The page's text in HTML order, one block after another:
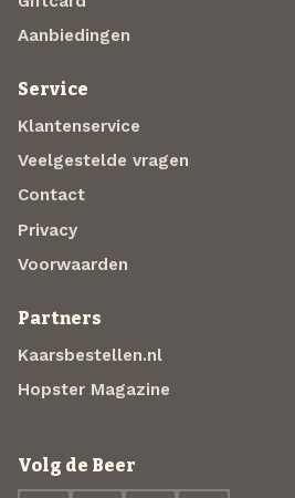
Aanbiedingen
Service
Klantenservice
Veelgestelde vragen
Contact
Privacy
Voorwaarden
Partners
Kaarsbestellen.nl
Hopster Magazine
Volg de Beer